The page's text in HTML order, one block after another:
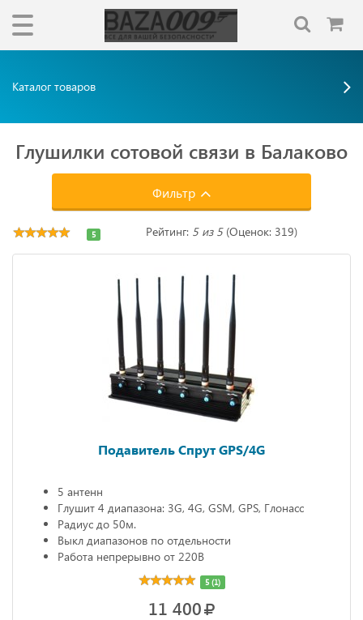
Каталог товаров
Глушилки сотовой связи в Балаково
Фильтр
Подавитель Спрут GPS/4G
5 антенн
Глушит 4 диапазона: 3G, 4G, GSM, GPS, Глонасс
Радиус до 50м.
Выкл диапазонов по отдельности
Работа непрерывно от 220В
5 (1)
11 400
5 Рейтинг: 5 из 5(Оценок: 319)